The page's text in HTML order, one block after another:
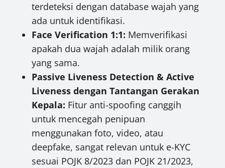
terdeteksi dengan database wajah yang
ada untuk identifikasi.
Face Verification 1:1: Memverifikasi
apakah dua wajah adalah milik orang
yang sama.
Passive Liveness Detection & Active
Liveness dengan Tantangan Gerakan
Kepala: Fitur anti-spoofing canggih
untuk mencegah penipuan
menggunakan foto, video, atau
deepfake, sangat relevan untuk e-KYC
sesuai POJK 8/2023 dan POJK 21/2023,